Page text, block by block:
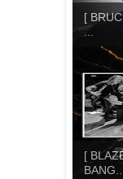
[
...
[